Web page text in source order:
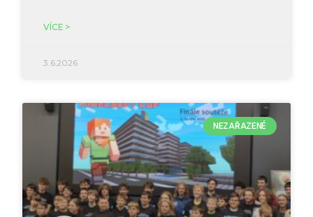
VÍCE >
3.6.2026
NEZAŘAZENÉ